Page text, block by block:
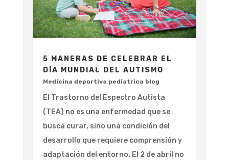
5 MANERAS DE CELEBRAR EL
DÍA MUNDIAL DEL AUTISMO
Medicina deportiva pediatrica blog
El Trastorno del Espectro Autista
(TEA) no es una enfermedad que se
busca curar, sino una condición del
desarrollo que requiere comprensión y
adaptación del entorno. El 2 de abril no